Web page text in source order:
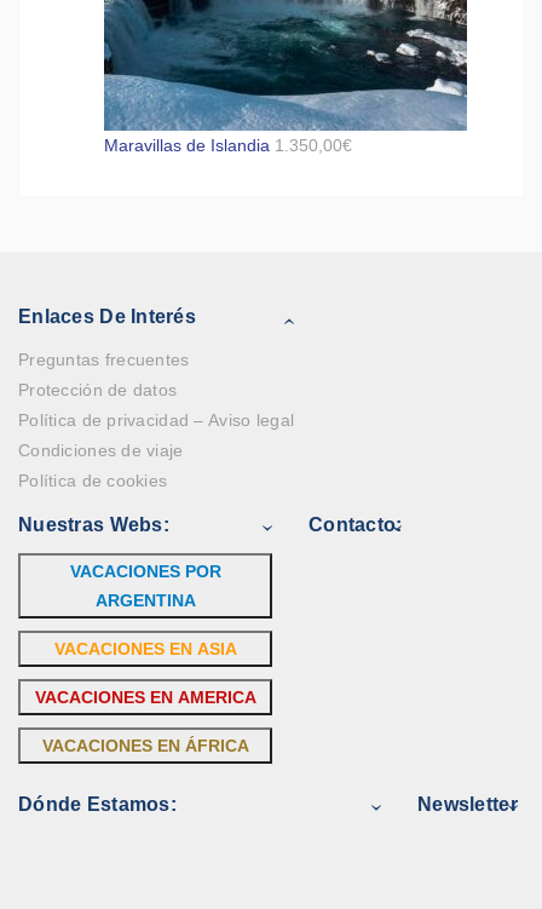
Maravillas de Islandia 1.350,00€
Enlaces De Interés
Preguntas frecuentes
Protección de datos
Política de privacidad – Aviso legal
Condiciones de viaje
Política de cookies
Nuestras Webs:
VACACIONES POR
ARGENTINA
VACACIONES EN ASIA
VACACIONES EN AMERICA
VACACIONES EN ÁFRICA
Contacto:
Dónde Estamos: Newsletter